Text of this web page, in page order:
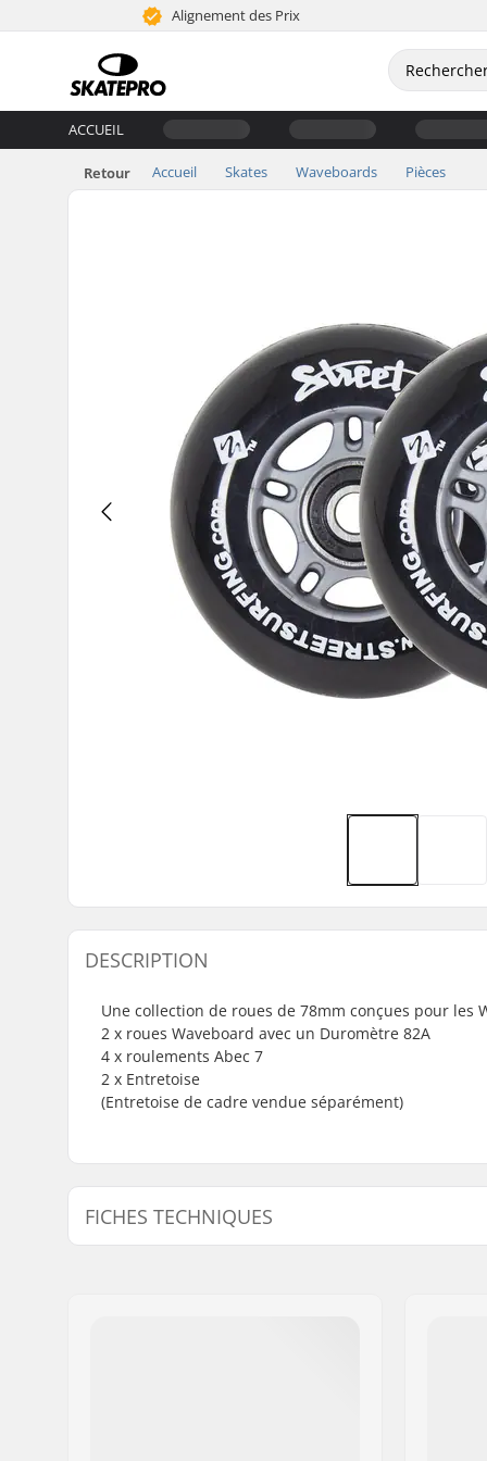
Alignement des Prix
ACCUEIL
Retour Accueil Skates Waveboards Pièces
DESCRIPTION
Une collection de roues de 78mm conçues pour les
2 x roues Waveboard avec un Duromètre 82A
4 x roulements Abec 7
2 x Entretoise
(Entretoise de cadre vendue séparément)
FICHES TECHNIQUES